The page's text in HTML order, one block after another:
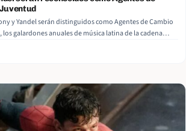
y Yandel serán distinguidos como Agentes de Cambio
galardones anuales de música latina de la cadena
este martes la compañía. La gala de los premios, que